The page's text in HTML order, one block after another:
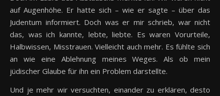
auf Augenhöhe. Er hatte sich – wie er sagte – über das
Judentum informiert. Doch was er mir schrieb, war nicht
das, was ich kannte, lebte, liebte. Es waren Vorurteile,
Halbwissen, Misstrauen. Vielleicht auch mehr. Es fühlte sich
an wie eine Ablehnung meines Weges. Als ob mein
jüdischer Glaube für ihn ein Problem darstellte.
Und je mehr wir versuchten, einander zu erklären, desto